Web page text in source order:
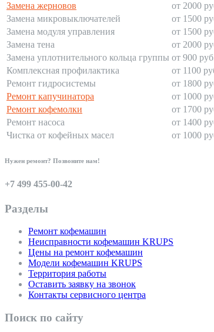
Замена жерновов
от 2000
Замена микровыключателей
от 1500
Замена модуля управления
от 1500
Замена тена
от 2000
Замена уплотнительного кольца группы от 900
Комплексная профилактика
от 1100
Ремонт гидросистемы
от 1800
Ремонт капучинатора
от 1000
Ремонт кофемолки
от 1700
Ремонт насоса
от 1400
Чистка от кофейных масел
от 1000
Нужен ремонт? Позвоните нам!
+7 499 455-00-42
Разделы
Ремонт кофемашин
Неисправности кофемашин KRUPS
Цены на ремонт кофемашин
Модели кофемашин KRUPS
Территория работы
Оставить заявку на звонок
Контакты сервисного центра
Поиск по сайту